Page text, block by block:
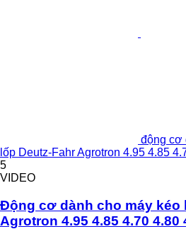
động cơ
lốp Deutz-Fahr Agrotron 4.95 4.85
5
VIDEO
Động cơ dành cho máy kéo
Agrotron 4.95 4.85 4.70 4.80